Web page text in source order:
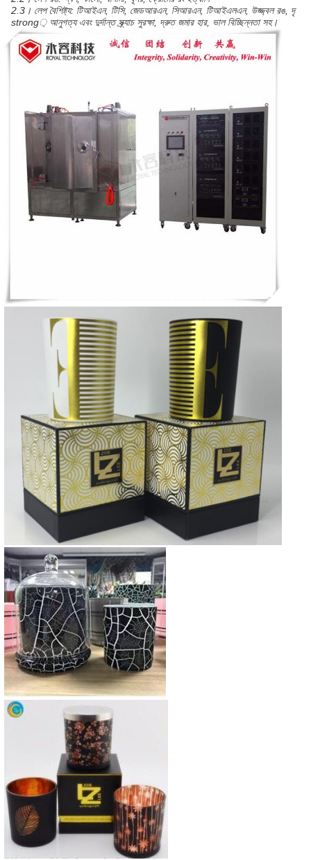
2.3। লেপ বৈশিষ্ট্য: টিআইএন, টিসি, জেডআরএন, সিআরএন, টিআইএলএন, উজ্জ্বল রঙ, দৃ
strong় আনুগত্য এবং দুর্দান্ত স্ক্র্যাচ সুরক্ষা, দ্রুত জমার হার, ভাল বিচ্ছিন্নতা সহ।